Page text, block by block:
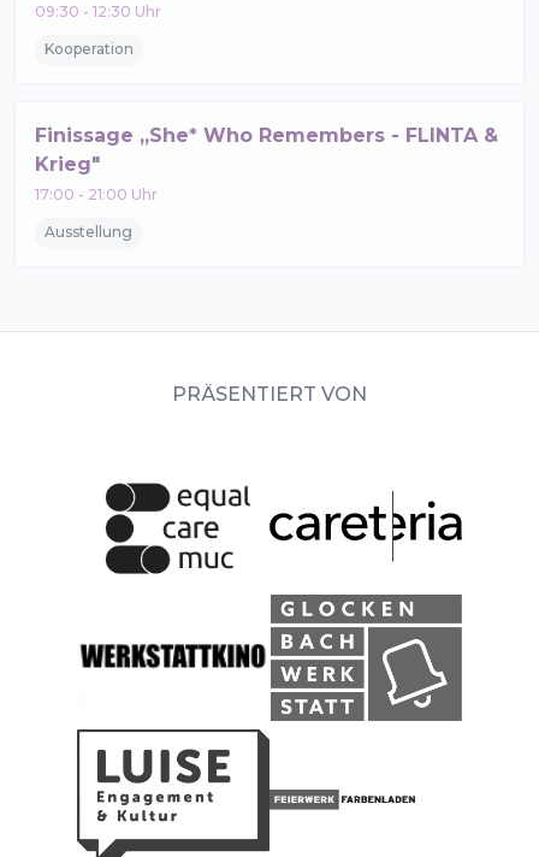
09:30 -12:30 Uhr
Kooperation
Finissage „She* Who Remembers - FLINTA &
Krieg"
17:00 - 21:00 Uhr
Ausstellung
PRÄSENTIERT VON